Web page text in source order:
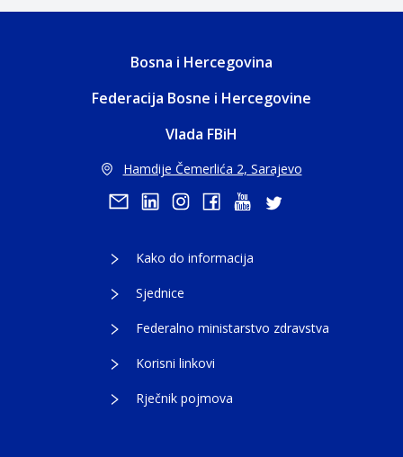
Bosna i Hercegovina
Federacija Bosne i Hercegovine
Vlada FBiH
Hamdije Čemerlića 2, Sarajevo
Kako do informacija
Sjednice
Federalno ministarstvo zdravstva
Korisni linkovi
Rječnik pojmova